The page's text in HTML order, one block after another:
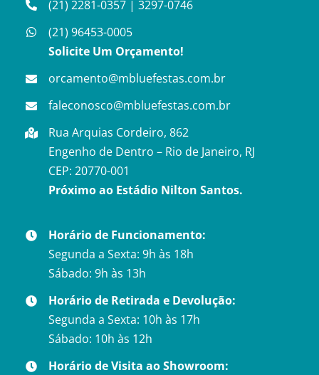
(21) 2281-0357 |3297-0746
(21) 96453-0005
Solicite Um Orçamento!
orcamento@mbluefestas.com.br
faleconosco@mbluefestas.com.br
Rua Arquias Cordeiro, 862
Engenho de Dentro – Rio de Janeiro, RJ
CEP: 20770-001
Próximo ao Estádio Nilton Santos.
Horário de Funcionamento:
Segunda a Sexta: 9h às 18h
Sábado: 9h às 13h
Horário de Retirada e Devolução:
Segunda a Sexta: 10h às 17h
Sábado: 10h às 12h
Horário de Visita ao Showroom: